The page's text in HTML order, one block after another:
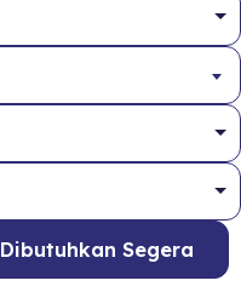
Dibutuhkan Segera